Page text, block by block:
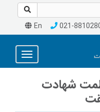
En 021-
Toggle
شهادت